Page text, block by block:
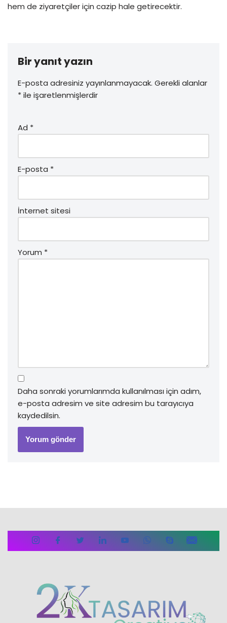
hem de ziyaretçiler için cazip hale getirecektir.
Bir yanıt yazın
E-posta adresiniz yayınlanmayacak. Gerekli alanlar
*ile işaretlenmişlerdir
Ad *
E-posta *
İnternet sitesi
Yorum *
Daha sonraki yorumlarımda kullanılması için adım,
e-posta adresim ve site adresim bu tarayıcıya
kaydedilsin.